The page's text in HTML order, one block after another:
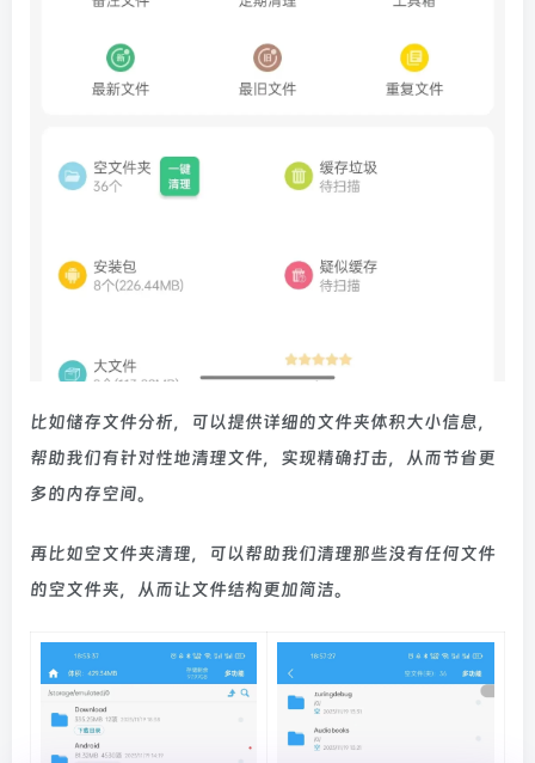
比如储存文件分析，可以提供详细的文件夹体积大小信息，
帮助我们有针对性地清理文件，实现精确打击，从而节省更
多的内存空间。
再比如空文件夹清理，可以帮助我们清理那些没有任何文件
的空文件夹，从而让文件结构更加简洁。